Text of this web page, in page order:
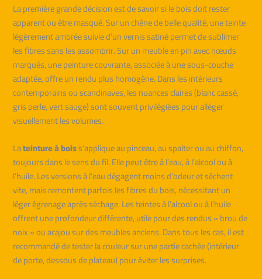
La première grande décision est de savoir si le bois doit rester
apparent ou être masqué. Sur un chêne de belle qualité, une teinte
légèrement ambrée suivie d’un vernis satiné permet de sublimer
les fibres sans les assombrir. Sur un meuble en pin avec nœuds
marqués, une peinture couvrante, associée à une sous-couche
adaptée, offre un rendu plus homogène. Dans les intérieurs
contemporains ou scandinaves, les nuances claires (blanc cassé,
gris perle, vert sauge) sont souvent privilégiées pour alléger
visuellement les volumes.
Lateinture à boiss’applique au pinceau, au spalter ou au chiffon,
toujours dans le sens du fil. Elle peut être à l’eau, à l’alcool ou à
l’huile. Les versions à l’eau dégagent moins d’odeur et sèchent
vite, mais remontent parfois les fibres du bois, nécessitant un
léger égrenage après séchage. Les teintes à l’alcool ou à l’huile
offrent une profondeur différente, utile pour des rendus « brou de
noix » ou acajou sur des meubles anciens. Dans tous les cas, il est
recommandé de tester la couleur sur une partie cachée (intérieur
de porte, dessous de plateau) pour éviter les surprises.